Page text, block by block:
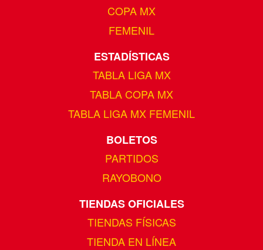
COPA MX
FEMENIL
ESTADÍSTICAS
TABLA LIGA MX
TABLA COPA MX
TABLA LIGA MX FEMENIL
BOLETOS
PARTIDOS
RAYOBONO
TIENDAS OFICIALES
TIENDAS FÍSICAS
TIENDA EN LÍNEA